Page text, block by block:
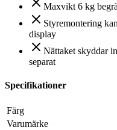
Maxvikt 6 kg
Styremontering
display
Nättaket skyddar
separat
Specifikationer
Färg
Varumärke